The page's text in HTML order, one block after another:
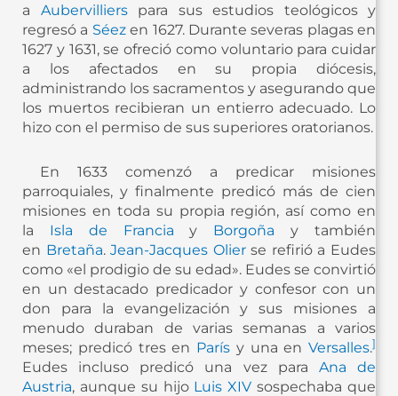
a Aubervillierspara sus estudios teológicos y
regresó a Séezen 1627. Durante severas plagas en
1627 y 1631, se ofreció como voluntario para cuidar
a los afectados en su propia diócesis,
administrando los sacramentos y asegurando que
los muertos recibieran un entierro adecuado. Lo
hizo con el permiso de sus superiores oratorianos.
En 1633 comenzó a predicar misiones
parroquiales, y finalmente predicó más de cien
misiones en toda su propia región, así como en
la Isla de Francia y Borgoña y también
en Bretaña.Jean-Jacques Olierse refirió a Eudes
como «el prodigio de su edad». Eudes se convirtió
en un destacado predicador y confesor con un
don para la evangelización y sus misiones a
menudo duraban de varias semanas a varios
meses; predicó tres en París y una en Versalles.]
Eudes incluso predicó una vez para Ana de
Austria, aunque su hijo Luis XIV sospechaba que